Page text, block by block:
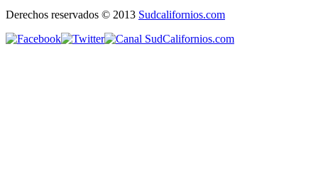
Derechos reservados © 2013 Sudcalifornios.com